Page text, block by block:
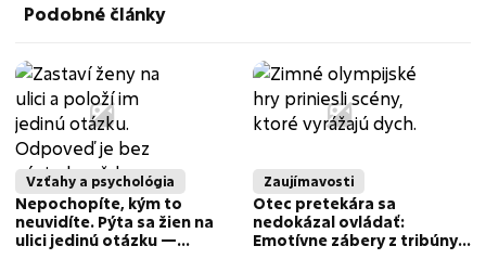
Podobné články
Vzťahy a psychológia
Nepochopíte, kým to
neuvidíte. Pýta sa žien na
ulici jedinú otázku —
Zaujímavosti
Otec pretekára sa
nedokázal ovládať:
Emotívne zábery z tribúny